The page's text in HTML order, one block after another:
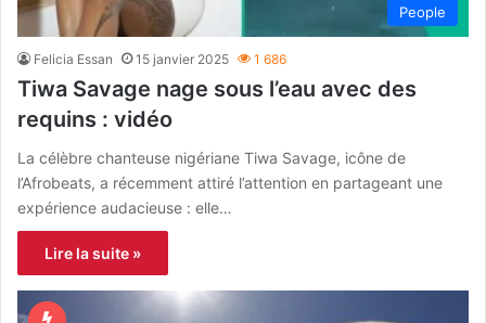
People
Felicia Essan 15 janvier 2025 1 686
Tiwa Savage nage sous l’eau avec des
requins : vidéo
La célèbre chanteuse nigériane Tiwa Savage, icône de
l’Afrobeats, a récemment attiré l’attention en partageant une
expérience audacieuse : elle…
Lire la suite »